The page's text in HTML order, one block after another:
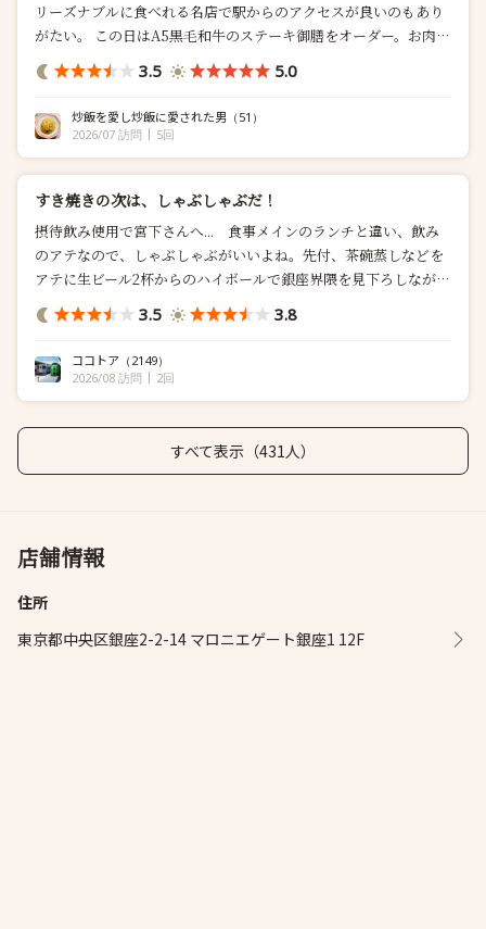
リーズナブルに食べれる名店で駅からのアクセスが良いのもあり
がたい。 この日はA5黒毛和牛のステーキ御膳をオーダー。お肉は
流石A5黒毛和牛といった感じで柔らかくジューシーでかつ胃もた
れしないのもありがたい。 味は安定した美...
3.5 5.0
炒飯を愛し炒飯に愛された男 （51）
2026/07 訪問
5回
すき焼きの次は、しゃぶしゃぶだ！
摂待飲み使用で宮下さんへ... 食事メインのランチと違い、飲み
のアテなので、しゃぶしゃぶがいいよね。先付、茶碗蒸しなどを
アテに生ビール2杯からのハイボールで銀座界隈を見下ろしなが
ら...
3.5 3.8
ココトア （2149）
2026/08 訪問
2回
すべて表示（431人）
店舗情報
住所
東京都中央区銀座2-2-14 マロニエゲート銀座1 12F